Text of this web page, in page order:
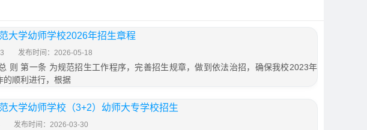
大学幼师学校2026年招生章程
发布时间：2026-05-18
则 第一条 为规范招生工作程序，完善招生规章，做到依法治招，确保我校2023年
的顺利进行，根据
大学幼师学校（3+2）幼师大专学校招生
发布时间：2026-03-30